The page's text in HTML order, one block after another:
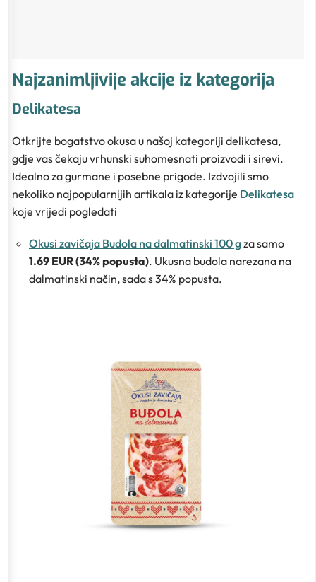
Najzanimljivije akcije iz kategorija
Delikatesa
Otkrijte bogatstvo okusa u našoj kategoriji delikatesa,
gdje vas čekaju vrhunski suhomesnati proizvodi i sirevi.
Idealno za gurmane i posebne prigode. Izdvojili smo
nekoliko najpopularnijih artikala iz kategorije Delikatesa
koje vrijedi pogledati
Okusi zavičaja Budola na dalmatinski 100 gza samo
1.69 EUR (34% popusta). Ukusna budola narezana na
dalmatinski način, sada s 34% popusta.